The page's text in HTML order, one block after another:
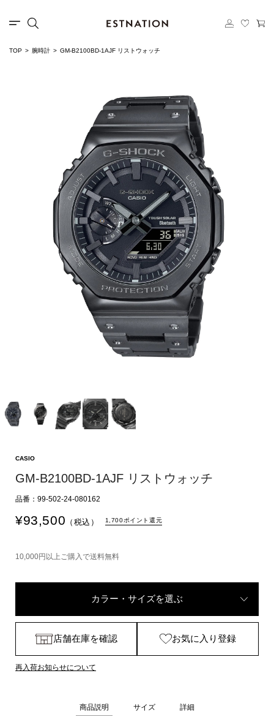
TOP 腕時計 GM-B2100BD-1AJF リストウォッチ
CASIO
GM-B2100BD-1AJF リストウォッチ
品番：99-502-24-080162
¥93,500 （税込） 1,700ポイント還元
10,000円以上ご購入で送料無料
カラー・サイズを選ぶ
店舗在庫を確認 お気に入り登録
再入荷お知らせについて
商品説明 サイズ 詳細